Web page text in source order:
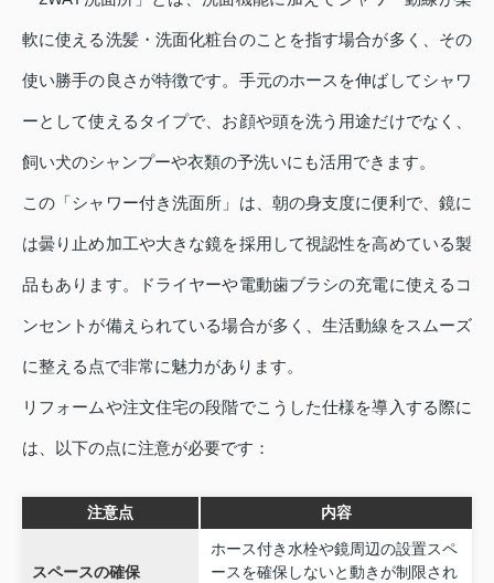
軟に使える洗髪・洗面化粧台のことを指す場合が多く、その
使い勝手の良さが特徴です。手元のホースを伸ばしてシャワ
ーとして使えるタイプで、お顔や頭を洗う用途だけでなく、
飼い犬のシャンプーや衣類の予洗いにも活用できます。
この「シャワー付き洗面所」は、朝の身支度に便利で、鏡に
は曇り止め加工や大きな鏡を採用して視認性を高めている製
品もあります。ドライヤーや電動歯ブラシの充電に使えるコ
ンセントが備えられている場合が多く、生活動線をスムーズ
に整える点で非常に魅力があります。
リフォームや注文住宅の段階でこうした仕様を導入する際に
は、以下の点に注意が必要です：
注意点 内容
スペースの確保
ホース付き水栓や鏡周辺の設置スペ
ースを確保しないと動きが制限され